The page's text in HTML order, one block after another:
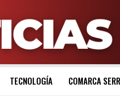
TECNOLOGÍA COMARCA